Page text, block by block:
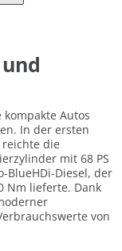
Autos
In der ersten
die
mit 68 PS
BlueHDi-Diesel, der
Nm lieferte. Dank
von